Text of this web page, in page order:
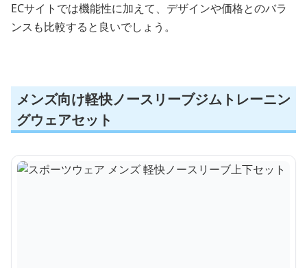
ECサイトでは機能性に加えて、デザインや価格とのバラ
ンスも比較すると良いでしょう。
メンズ向け軽快ノースリーブジムトレーニン
グウェアセット